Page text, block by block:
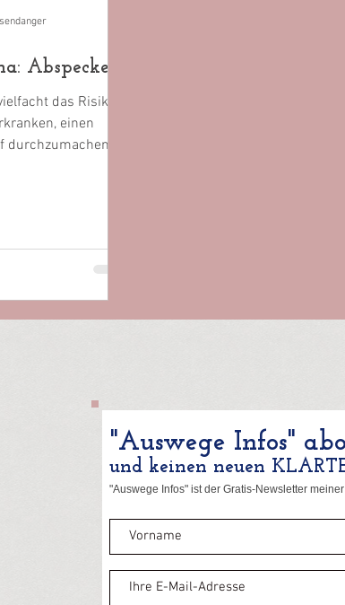
Abspecken!
das Risiko,
einen
durchzumachen,
"Auswege Infos"
und keinen neuen
"Auswege Infos" ist der Gratis-Newsletter meiner